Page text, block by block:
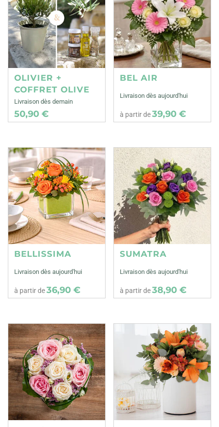
OLIVIER +
COFFRET OLIVE
Livraison dès demain
50,90 €
BEL AIR
Livraison dès aujourd'hui
à partir de39,90 €
BELLISSIMA
Livraison dès aujourd'hui
à partir de36,90 €
SUMATRA
Livraison dès aujourd'hui
à partir de38,90 €